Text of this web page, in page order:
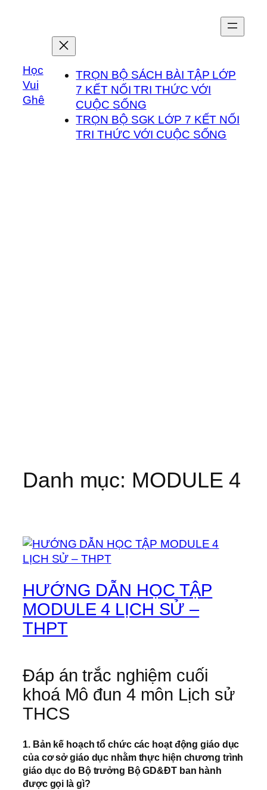
dungHọc
Vui
Ghê
TRỌN BỘ SÁCH BÀI TẬP LỚP
7 KẾT NỐI TRI THỨC VỚI
CUỘC SỐNG
TRỌN BỘ SGK LỚP 7 KẾT NỐI
TRI THỨC VỚI CUỘC SỐNG
Danh mục: MODULE 4
HƯỚNG DẪN HỌC TẬP
MODULE 4 LỊCH SỬ –
THPT
Đáp án trắc nghiệm cuối
khoá Mô đun 4 môn Lịch sử
THCS
1. Bản kế hoạch tổ chức các hoạt động giáo dục
của cơ sở giáo dục nhằm thực hiện chương trình
giáo dục do Bộ trưởng Bộ GD&ĐT ban hành
được gọi là gì?